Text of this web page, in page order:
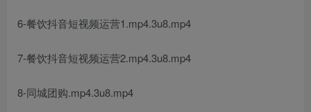
6-餐饮抖音短视频运营1.mp4.3u8.mp4
7-餐饮抖音短视频运营2.mp4.3u8.mp4
8-同城团购.mp4.3u8.mp4